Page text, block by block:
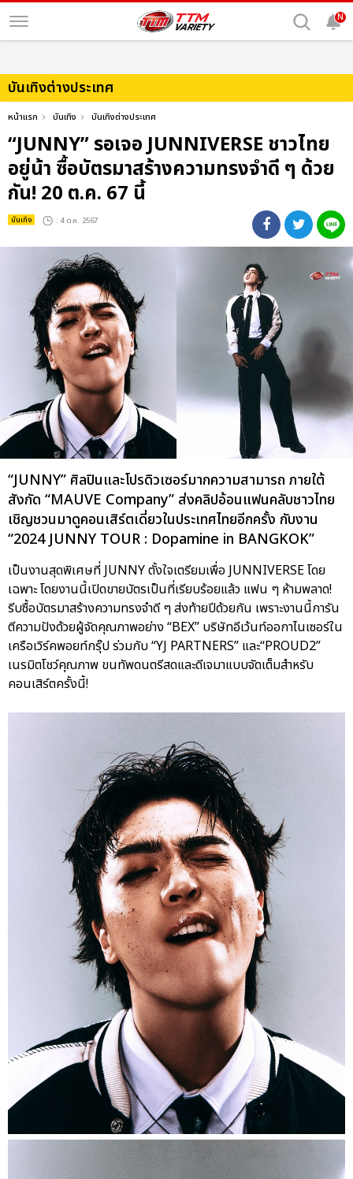
N
บันเทิงต่างประเทศ
หน้าแรก บันเทิง บันเทิงต่างประเทศ
“JUNNY” รอเจอ JUNNIVERSE ชาวไทย
อยู่น้า ซื้อบัตรมาสร้างความทรงจำดี ๆ ด้วย
กัน! 20 ต.ค. 67 นี้
บันเทิง : 4 ต.ค. 2567
“JUNNY” ศิลปินและโปรดิวเซอร์มากความสามารถ ภายใต้
สังกัด “MAUVE Company” ส่งคลิปอ้อนแฟนคลับชาวไทย
เชิญชวนมาดูคอนเสิร์ตเดี่ยวในประเทศไทยอีกครั้ง กับงาน
“2024 JUNNY TOUR : Dopamine in BANGKOK”
เป็นงานสุดพิเศษที่ JUNNY ตั้งใจเตรียมเพื่อ JUNNIVERSE โดย
เฉพาะ โดยงานนี้เปิดขายบัตรเป็นที่เรียบร้อยแล้ว แฟน ๆ ห้ามพลาด!
รีบซื้อบัตรมาสร้างความทรงจำดี ๆ ส่งท้ายปีด้วยกัน เพราะงานนี้การัน
ตีความปังด้วยผู้จัดคุณภาพอย่าง “BEX” บริษัทอีเว้นท์ออกาไนเซอร์ใน
เครือเวิร์คพอยท์กรุ๊ป ร่วมกับ “YJ PARTNERS” และ“PROUD2”
เนรมิตโชว์คุณภาพ ขนทัพดนตรีสดและดีเจมาแบบจัดเต็มสำหรับ
คอนเสิร์ตครั้งนี้!